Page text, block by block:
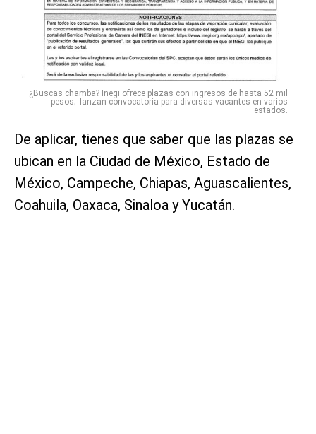
¿Buscas chamba? Inegi ofrece plazas con ingresos de hasta 52 mil
pesos; lanzan convocatoria para diversas vacantes en varios
estados.
De aplicar, tienes que saber que las plazas se
ubican en la Ciudad de México, Estado de
México, Campeche, Chiapas, Aguascalientes,
Coahuila, Oaxaca, Sinaloa y Yucatán.